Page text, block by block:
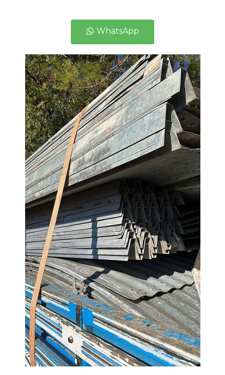
WhatsApp